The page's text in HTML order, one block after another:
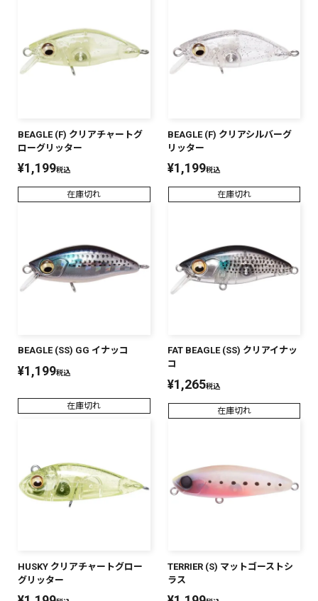
BEAGLE (F) クリアチャートグ
ローグリッター
¥1,199税込
在庫切れ
BEAGLE (F) クリアシルバーグ
リッター
¥1,199税込
在庫切れ
BEAGLE (SS) GG イナッコ
¥1,199税込
在庫切れ
FAT BEAGLE (SS) クリアイナッ
コ
¥1,265税込
在庫切れ
HUSKY クリアチャートグロー
グリッター
TERRIER (S) マットゴーストシ
ラス